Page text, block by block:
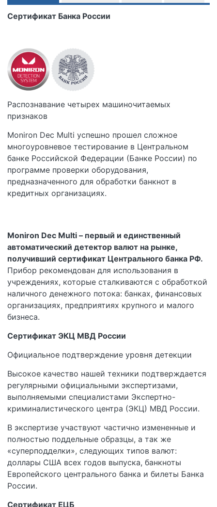
Сертификат Банка России
Распознавание четырех машиночитаемых
признаков
Moniron Dec Multi успешно прошел сложное
многоуровневое тестирование в Центральном
банке Российской Федерации (Банке России) по
программе проверки оборудования,
предназначенного для обработки банкнот в
кредитных организациях.
Moniron Dec Multi – первый и единственный
автоматический детектор валют на рынке,
получивший сертификат Центрального банка РФ.
Прибор рекомендован для использования в
учреждениях, которые сталкиваются с обработкой
наличного денежного потока: банках, финансовых
организациях, предприятиях крупного и малого
бизнеса.
Сертификат ЭКЦ МВД России
Официальное подтверждение уровня детекции
Высокое качество нашей техники подтверждается
регулярными официальными экспертизами,
выполняемыми специалистами Экспертно-
криминалистического центра (ЭКЦ) МВД России.
В экспертизе участвуют частично измененные и
полностью поддельные образцы, а так же
«суперподделки», следующих типов валют:
доллары США всех годов выпуска, банкноты
Европейского центрального банка и билеты Банка
России.
Сертификат ЕЦБ